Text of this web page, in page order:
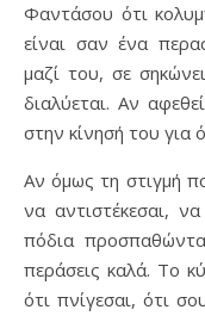
Φαντάσου ότι
είναι σαν ένα
μαζί του, σε
διαλύεται. Αν
στην κίνησή του για
Αν όμως τη στιγμή
να αντιστέκεσαι,
πόδια
περάσεις καλά. Το
ότι πνίγεσαι, ότι